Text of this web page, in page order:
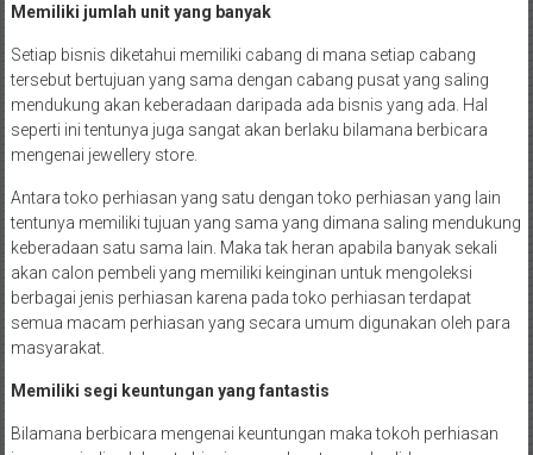
Memiliki jumlah unit yang banyak
Setiap bisnis diketahui memiliki cabang di mana setiap cabang
tersebut bertujuan yang sama dengan cabang pusat yang saling
mendukung akan keberadaan daripada ada bisnis yang ada. Hal
seperti ini tentunya juga sangat akan berlaku bilamana berbicara
mengenai jewellery store.
Antara toko perhiasan yang satu dengan toko perhiasan yang lain
tentunya memiliki tujuan yang sama yang dimana saling mendukung
keberadaan satu sama lain. Maka tak heran apabila banyak sekali
akan calon pembeli yang memiliki keinginan untuk mengoleksi
berbagai jenis perhiasan karena pada toko perhiasan terdapat
semua macam perhiasan yang secara umum digunakan oleh para
masyarakat.
Memiliki segi keuntungan yang fantastis
Bilamana berbicara mengenai keuntungan maka tokoh perhiasan